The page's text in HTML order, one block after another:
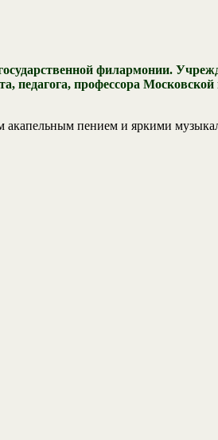
филармонии.
педагога, профессора
акапельным пением и яркими